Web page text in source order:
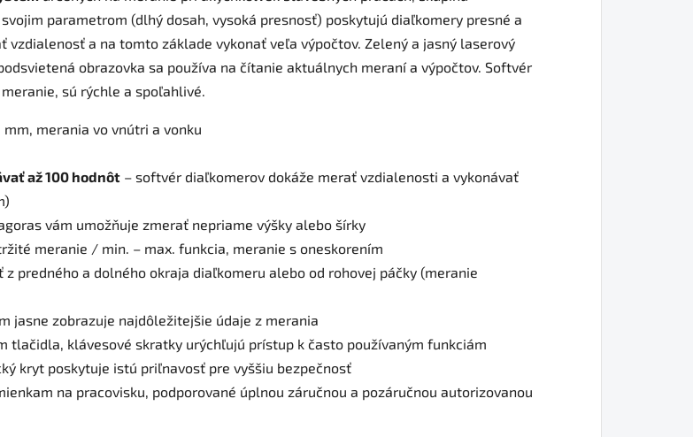
parametrom (dlhý dosah, vysoká presnosť) poskytujú diaľkomery presné a
vzdialenosť a na tomto základe vykonať veľa výpočtov. Zelený a jasný laserový
obrazovka sa používa na čítanie aktuálnych meraní a výpočtov. Softvér
sú rýchle a spoľahlivé.
merania vo vnútri a vonku
až 100 hodnôt – softvér diaľkomerov dokáže merať vzdialenosti a vykonávať
vám umožňuje zmerať nepriame výšky alebo šírky
meranie / min. – max. funkcia, meranie s oneskorením
z predného a ​dolného okraja diaľkomeru alebo od rohovej páčky (meranie
jasne zobrazuje najdôležitejšie údaje z merania
tlačidla, klávesové skratky urýchľujú prístup k často používaným funkciám
kryt poskytuje istú priľnavosť pre vyššiu bezpečnosť
na pracovisku, podporované úplnou záručnou a pozáručnou autorizovanou